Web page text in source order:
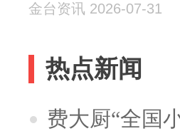
金台资讯 2026-07-31
热点新闻
费大厨“全国